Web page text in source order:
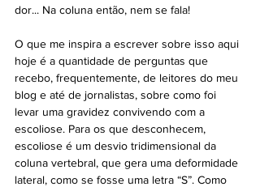
dor... Na coluna então, nem se fala!
O que me inspira a escrever sobre isso aqui
hoje é a quantidade de perguntas que
recebo, frequentemente, de leitores do meu
blog e até de jornalistas, sobre como foi
levar uma gravidez convivendo com a
escoliose. Para os que desconhecem,
escoliose é um desvio tridimensional da
coluna vertebral, que gera uma deformidade
lateral, como se fosse uma letra “S”. Como